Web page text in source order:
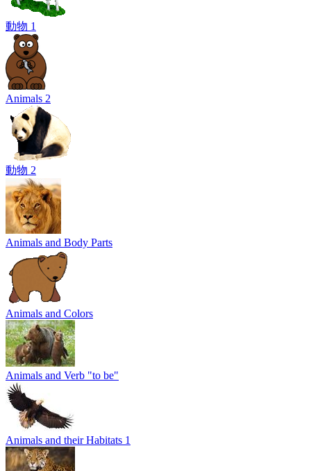
動物 1
Animals 2
動物 2
Animals and Body Parts
Animals and Colors
Animals and Verb "to be"
Animals and their Habitats 1